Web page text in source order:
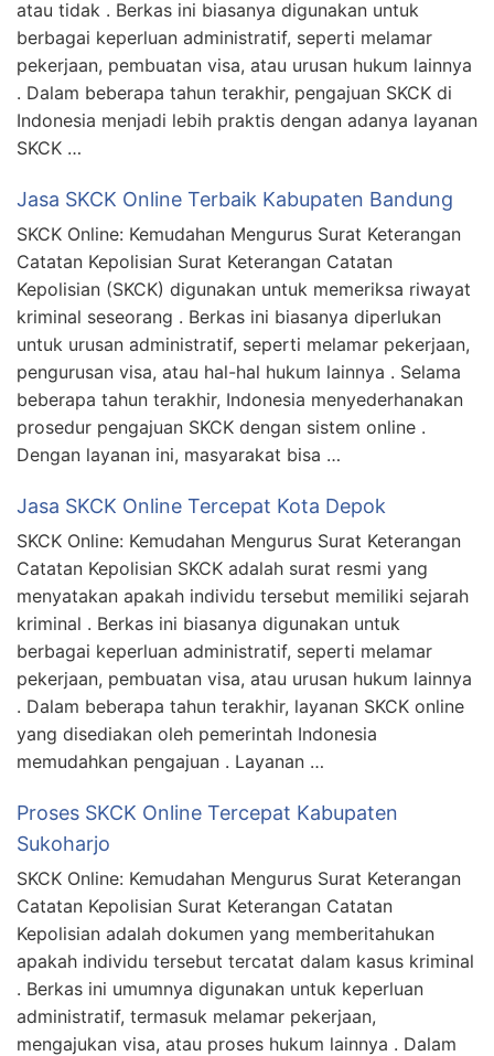
atau tidak . Berkas ini biasanya digunakan untuk
berbagai keperluan administratif, seperti melamar
pekerjaan, pembuatan visa, atau urusan hukum lainnya
. Dalam beberapa tahun terakhir, pengajuan SKCK di
Indonesia menjadi lebih praktis dengan adanya layanan
SKCK …
Jasa SKCK Online Terbaik Kabupaten Bandung
SKCK Online: Kemudahan Mengurus Surat Keterangan
Catatan Kepolisian Surat Keterangan Catatan
Kepolisian (SKCK) digunakan untuk memeriksa riwayat
kriminal seseorang . Berkas ini biasanya diperlukan
untuk urusan administratif, seperti melamar pekerjaan,
pengurusan visa, atau hal-hal hukum lainnya . Selama
beberapa tahun terakhir, Indonesia menyederhanakan
prosedur pengajuan SKCK dengan sistem online .
Dengan layanan ini, masyarakat bisa …
Jasa SKCK Online Tercepat Kota Depok
SKCK Online: Kemudahan Mengurus Surat Keterangan
Catatan Kepolisian SKCK adalah surat resmi yang
menyatakan apakah individu tersebut memiliki sejarah
kriminal . Berkas ini biasanya digunakan untuk
berbagai keperluan administratif, seperti melamar
pekerjaan, pembuatan visa, atau urusan hukum lainnya
. Dalam beberapa tahun terakhir, layanan SKCK online
yang disediakan oleh pemerintah Indonesia
memudahkan pengajuan . Layanan …
Proses SKCK Online Tercepat Kabupaten
Sukoharjo
SKCK Online: Kemudahan Mengurus Surat Keterangan
Catatan Kepolisian Surat Keterangan Catatan
Kepolisian adalah dokumen yang memberitahukan
apakah individu tersebut tercatat dalam kasus kriminal
. Berkas ini umumnya digunakan untuk keperluan
administratif, termasuk melamar pekerjaan,
mengajukan visa, atau proses hukum lainnya . Dalam